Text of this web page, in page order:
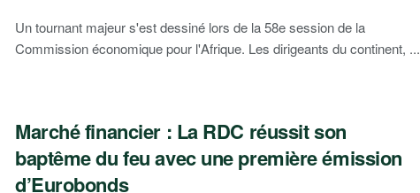
Un tournant majeur s'est dessiné lors de la 58e session de la
Commission économique pour l'Afrique. Les dirigeants du continent, ...
Marché financier : La RDC réussit son
baptême du feu avec une première émission
d’Eurobonds